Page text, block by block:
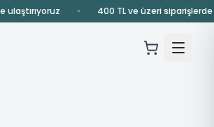
400 TL ve üzeri siparişlerde